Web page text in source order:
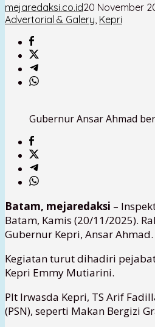
mejaredaksi.co.id20 November
Advertorial & Galery Kepri
Gubernur Ansar Ahmad
Batam, mejaredaksi –
Batam, Kamis (20/11/2025).
Gubernur Kepri, Ansar Ahmad.
Kegiatan turut dihadiri
Kepri Emmy Mutiarini.
Plt Irwasda Kepri, TS Arif
(PSN), seperti Makan Bergizi